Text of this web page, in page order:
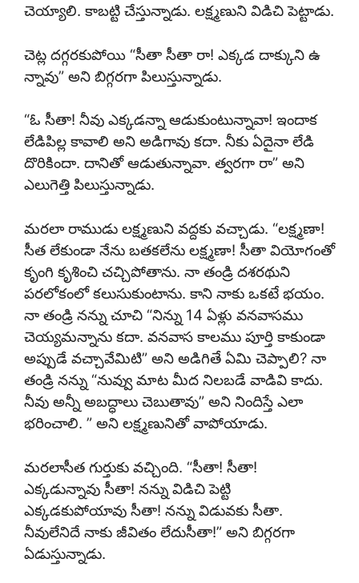
చెయ్యాలి. కాబట్టి చేస్తున్నాడు. లక్ష్మణుని విడిచి పెట్టాడు.
చెట్ల దగ్గరకుపోయి “సీతా సీతా రా! ఎక్కడ దాక్కుని ఉ
న్నావు” అని బిగ్గరగా పిలుస్తున్నాడు.
“ఓ సీతా! నీవు ఎక్కడన్నా ఆడుకుంటున్నావా! ఇందాక
లేడిపిల్ల కావాలి అని అడిగావు కదా. నీకు ఏదైనా లేడి
దొరికిందా. దానితో ఆడుతున్నావా. త్వరగా రా” అని
ఎలుగెత్తి పిలుస్తున్నాడు.
మరలా రాముడు లక్ష్మణుని వద్దకు వచ్చాడు. “లక్ష్మణా!
సీత లేకుండా నేను బతకలేను లక్ష్మణా! సీతా వియోగంతో
కృంగి కృశించి చచ్చిపోతాను. నా తండ్రి దశరథుని
పరలోకంలో కలుసుకుంటాను. కాని నాకు ఒకటే భయం.
నా తండ్రి నన్ను చూచి “నిన్ను 14 ఏళ్లు వనవాసము
చెయ్యమన్నాను కదా. వనవాస కాలము పూర్తి కాకుండా
అప్పుడే వచ్చావేమిటి” అని అడిగితే ఏమి చెప్పాలి? నా
తండ్రి నన్ను “నువ్వు మాట మీద నిలబడే వాడివి కాదు.
నీవు అన్నీ అబద్ధాలు చెబుతావు” అని నిందిస్తే ఎలా
భరించాలి. ” అని లక్ష్మణునితో వాపోయాడు.
మరలాసీత గుర్తుకు వచ్చింది. “సీతా! సీతా!
ఎక్కడున్నావు సీతా! నన్ను విడిచి పెట్టి
ఎక్కడకుపోయావు సీతా! నన్ను విడువకు సీతా.
నీవులేనిదే నాకు జీవితం లేదుసీతా!” అని బిగ్గరగా
ఏడుస్తున్నాడు.